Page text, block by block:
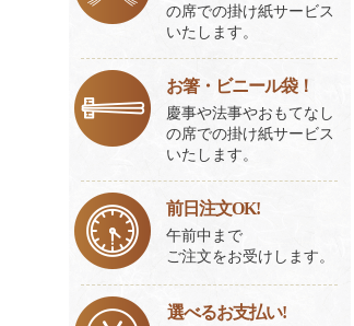
の席での掛け紙サービス
いたします。
お箸・ビニール袋！
慶事や法事やおもてなし
の席での掛け紙サービス
いたします。
前日注文OK!
午前中まで
ご注文をお受けします。
選べるお支払い!